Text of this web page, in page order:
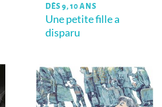
DÈS 9, 10 ANS
Une petite fille a
disparu